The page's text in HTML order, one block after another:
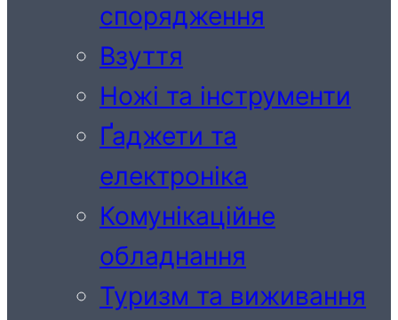
спорядження
Взуття
Ножі та інструменти
Ґаджети та
електроніка
Комунікаційне
обладнання
Туризм та виживання